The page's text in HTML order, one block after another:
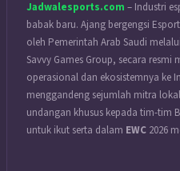
Jadwalesports.com – Industri
babak baru. Ajang bergengsi
oleh Pemerintah Arab Saudi
Savvy Games Group, secara resmi
operasional dan ekosistemnya ke
menggandeng sejumlah mitra
undangan khusus kepada tim-tim
untuk ikut serta dalam EWC 2026